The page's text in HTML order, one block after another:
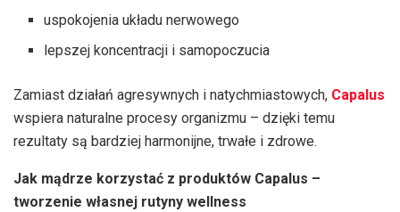
uspokojenia układu nerwowego
lepszej koncentracji i samopoczucia
Zamiast działań agresywnych i natychmiastowych, Capalus
wspiera naturalne procesy organizmu – dzięki temu
rezultaty są bardziej harmonijne, trwałe i zdrowe.
Jak mądrze korzystać z produktów Capalus –
tworzenie własnej rutyny wellness